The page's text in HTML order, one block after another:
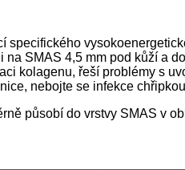
specifického
SMAS 4,5 mm pod kůží a
kolagenu, řeší problémy s
nebojte se infekce
působí do vrstvy SMAS v